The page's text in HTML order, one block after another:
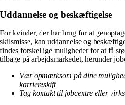
Uddannelse og beskæftigelse
For kvinder, der har brug for at
skilsmisse, kan uddannelse og
findes forskellige muligheder for at få
tilbage på arbejdsmarkedet, herunder
Vær opmærksom på dine
karriereskift
Tag kontakt til jobcentre eller